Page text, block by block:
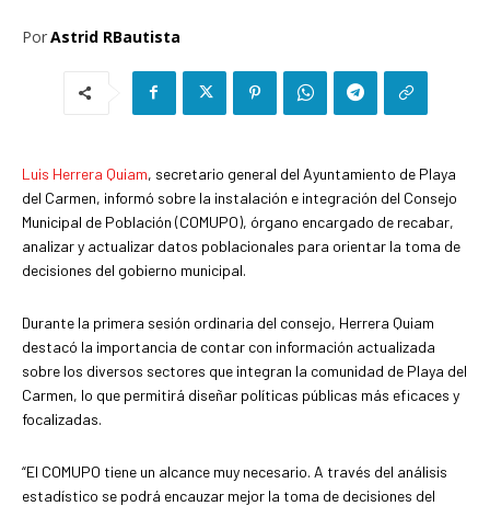
PorAstrid RBautista
Luis Herrera Quiam, secretario general del Ayuntamiento de Playa
del Carmen, informó sobre la instalación e integración del Consejo
Municipal de Población (COMUPO), órgano encargado de recabar,
analizar y actualizar datos poblacionales para orientar la toma de
decisiones del gobierno municipal.
Durante la primera sesión ordinaria del consejo, Herrera Quiam
destacó la importancia de contar con información actualizada
sobre los diversos sectores que integran la comunidad de Playa del
Carmen, lo que permitirá diseñar políticas públicas más eficaces y
focalizadas.
“El COMUPO tiene un alcance muy necesario. A través del análisis
estadístico se podrá encauzar mejor la toma de decisiones del